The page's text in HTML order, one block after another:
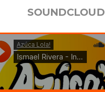
SOUNDCLOUD